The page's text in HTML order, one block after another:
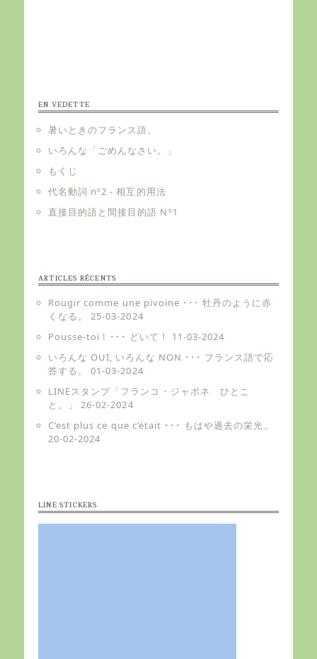
EN VEDETTE
暑いときのフランス語。
いろんな「ごめんなさい。」
もくじ
代名動詞 nº2 - 相互的用法
直接目的語と間接目的語 Nº1
ARTICLES RÉCENTS
Rougir comme une pivoine ･･･ 牡丹のように赤
くなる。
25-03-2024
Pousse-toi ! ･･･ どいて！
11-03-2024
いろんな OUI, いろんな NON ･･･ フランス語で応
答する。
01-03-2024
LINEスタンプ「フランコ・ジャポネ ひとこ
と。」
26-02-2024
C’est plus ce que c’était ･･･ もはや過去の栄光。
20-02-2024
LINE STICKERS